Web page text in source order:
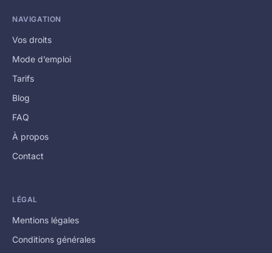
NAVIGATION
Vos droits
Mode d’emploi
Tarifs
Blog
FAQ
À propos
Contact
LÉGAL
Mentions légales
Conditions générales